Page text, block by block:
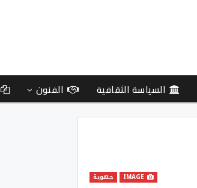
السياسة الثقافية الفنون
جهوية